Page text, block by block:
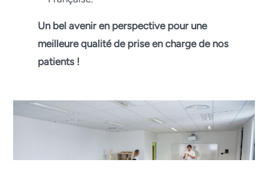
Un bel avenir en perspective pour une
meilleure qualité de prise en charge de nos
patients !